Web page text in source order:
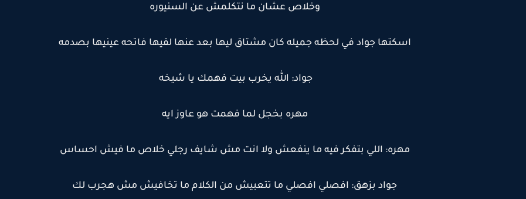
وخلاص عشان ما نتكلمش عن السنيوره
اسكتها جواد في لحظه جميله كان مشتاق ليها بعد عنها لقيها فاتحه عينيها بصدمه
جواد: الله يخرب بيت فهمك يا شيخه
مهره بخجل لما فهمت هو عاوز ايه
مهره: اللي بتفكر فيه ما ينفعش ولا انت مش شايف رجلي خلاص ما فيش احساس
جواد بزهق: افصلي افصلي ما تتعبيش من الكلام ما تخافيش مش هجرب لك